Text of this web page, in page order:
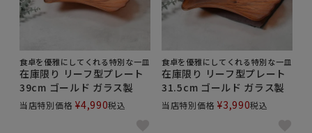
食卓を優雅にしてくれる特別な一皿
在庫限り リーフ型プレート
39cm ゴールド ガラス製
当店特別価格 ¥4,990税込
食卓を優雅にしてくれる特別な一皿
在庫限り リーフ型プレート
31.5cm ゴールド ガラス製
当店特別価格 ¥3,990税込